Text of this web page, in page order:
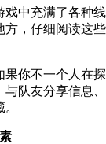
戏中充满了各种
方，仔细阅读这
果你不一个人在
与队友分享信息